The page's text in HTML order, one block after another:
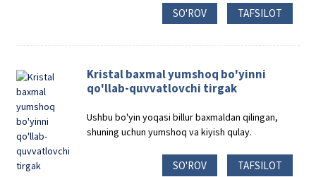
SO'ROV TAFSILOT
Kristal baxmal yumshoq bo'yinni
qo'llab-quvvatlovchi tirgak
Ushbu bo'yin yoqasi billur baxmaldan qilingan,
shuning uchun yumshoq va kiyish qulay.
SO'ROV TAFSILOT